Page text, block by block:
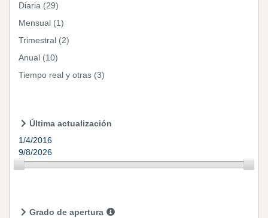
Diaria (29)
Mensual (1)
Trimestral (2)
Anual (10)
Tiempo real y otras (3)
Última actualización
1/4/2016
9/8/2026
Grado de apertura